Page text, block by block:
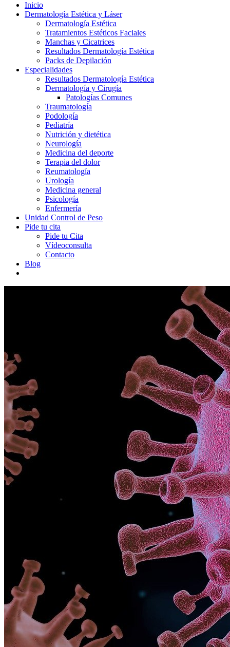
Inicio
Dermatología Estética y Láser
Dermatología Estética
Tratamientos Estéticos Faciales
Manchas y Cicatrices
Resultados Dermatología Estética
Packs de Depilación
Especialidades
Resultados Dermatología Estética
Dermatología y Cirugía
Patologías Comunes
Traumatología
Podología
Pediatría
Nutrición y dietética
Neurología
Medicina del deporte
Terapia del dolor
Reumatología
Urología
Medicina general
Psicología
Enfermería
Unidad Control de Peso
Pide tu cita
Pide tu Cita
Vídeoconsulta
Contacto
Blog